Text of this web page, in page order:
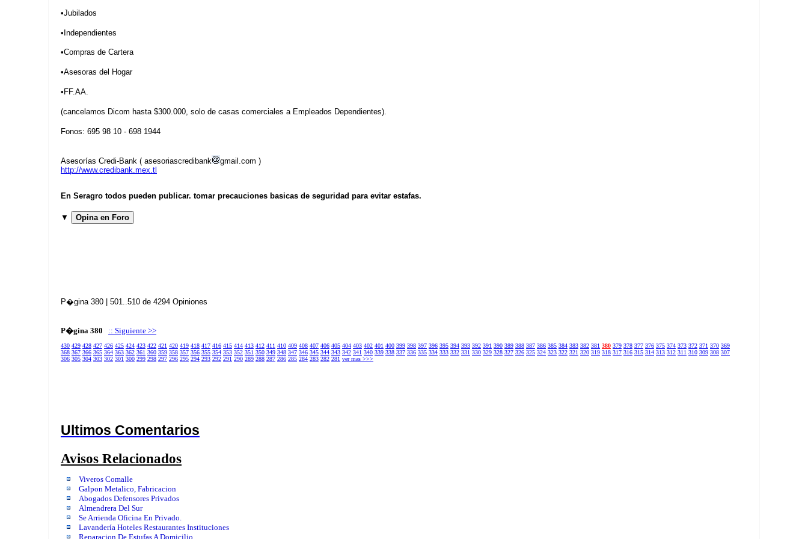
•Jubilados
•Independientes
•Compras de Cartera
•Asesoras del Hogar
•FF.AA.
(cancelamos Dicom hasta $300.000, solo de casas comerciales a Empleados Dependientes).
Fonos: 695 98 10 - 698 1944
Asesorías Credi-Bank ( asesoriascredibank
gmail.com )
http://www.credibank.mex.tl
En Seragro todos pueden publicar. tomar precauciones basicas de seguridad para evitar estafas.
▼ Opina en Foro
P�gina 380 | 501..510 de 4294 Opiniones
P�gina 380 :: Siguiente >>
430 429 428 427 426 425 424 423 422 421 420 419 418 417 416 415 414 413 412 411 410 409 408 407 406 405 404 403 402 401 400 399 398 397 396 395 394 393 392 391 390 389 388 387 386 385 384 383 382 381 380 379 378 377 376 375 374 373 372 371 370 369
368 367 366 365 364 363 362 361 360 359 358 357 356 355 354 353 352 351 350 349 348 347 346 345 344 343 342 341 340 339 338 337 336 335 334 333 332 331 330 329 328 327 326 325 324 323 322 321 320 319 318 317 316 315 314 313 312 311 310 309 308 307
306 305 304 303 302 301 300 299 298 297 296 295 294 293 292 291 290 289 288 287 286 285 284 283 282 281 ver mas >>>
Ultimos Comentarios
Avisos Relacionados
Viveros Comalle
Galpon Metalico, Fabricacion
Abogados Defensores Privados
Almendrera Del Sur
Se Arrienda Oficina En Privado.
Lavandería Hoteles Restaurantes Instituciones
Reparacion De Estufas A Domicilio